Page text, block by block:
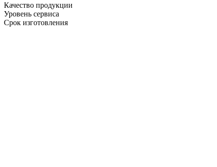
Качество продукции
Уровень сервиса
Срок изготовления